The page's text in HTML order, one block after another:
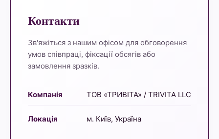
Контакти
Зв'яжіться з нашим офісом для обговорення
умов співпраці, фіксації обсягів або
замовлення зразків.
Компанія ТОВ «ТРИВІТА» / TRIVITA LLC
Локація м. Київ, Україна